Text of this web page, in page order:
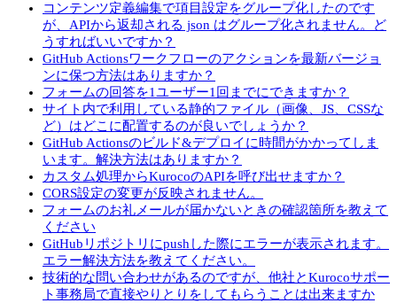
コンテンツ定義編集で項目設定をグループ化したのです
が、APIから返却される json はグループ化されません。ど
うすればいいですか？
GitHub Actionsワークフローのアクションを最新バージョ
ンに保つ方法はありますか？
フォームの回答を1ユーザー1回までにできますか？
サイト内で利用している静的ファイル（画像、JS、CSSな
ど）はどこに配置するのが良いでしょうか？
GitHub Actionsのビルド&デプロイに時間がかかってしま
います。解決方法はありますか？
カスタム処理からKurocoのAPIを呼び出せますか？
CORS設定の変更が反映されません。
フォームのお礼メールが届かないときの確認箇所を教えて
ください
GitHubリポジトリにpushした際にエラーが表示されます。
エラー解決方法を教えてください。
技術的な問い合わせがあるのですが、他社とKurocoサポー
ト事務局で直接やりとりをしてもらうことは出来ますか